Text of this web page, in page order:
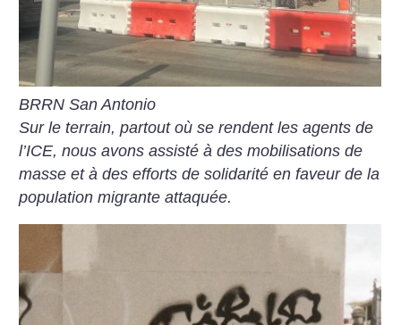
BRRN San Antonio
Sur le terrain, partout où se rendent les agents de
l’ICE, nous avons assisté à des mobilisations de
masse et à des efforts de solidarité en faveur de la
population migrante attaquée.